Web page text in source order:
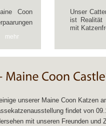
Coon
mehr
Unser
ist Realität
mit
unserer Maine Coon Katzen
findet von
mit unseren Freunden